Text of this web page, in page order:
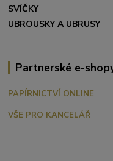
SVÍČKY
UBROUSKY A UBRUSY
Partnerské e-
PAPÍRNICTVÍ ONLINE
VŠE PRO KANCELÁŘ